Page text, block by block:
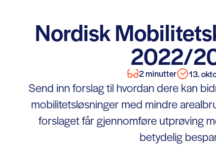
Nordisk
2022/
2 minutter 13.
Send inn forslag til hvordan dere kan
mobilitetsløsninger med mindre
forslaget får gjennomføre utprøving
betydelig